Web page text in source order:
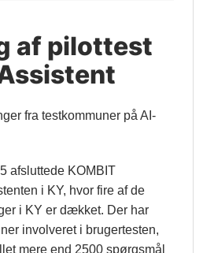
af pilottest
fra testkommuner på AI-
afsluttede KOMBIT
i KY, hvor fire af de
i KY er dækket. Der har
involveret i brugertesten,
mere end 2500 spørgsmål